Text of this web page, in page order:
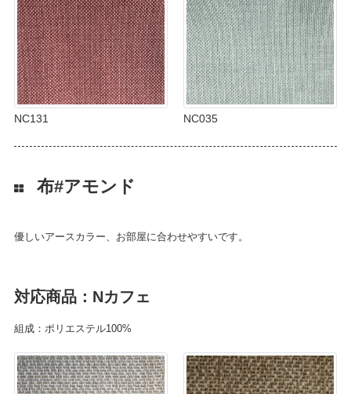
NC131 NC035
布#アモンド
優しいアースカラー、お部屋に合わせやすいです。
対応商品：Nカフェ
組成：ポリエステル100%